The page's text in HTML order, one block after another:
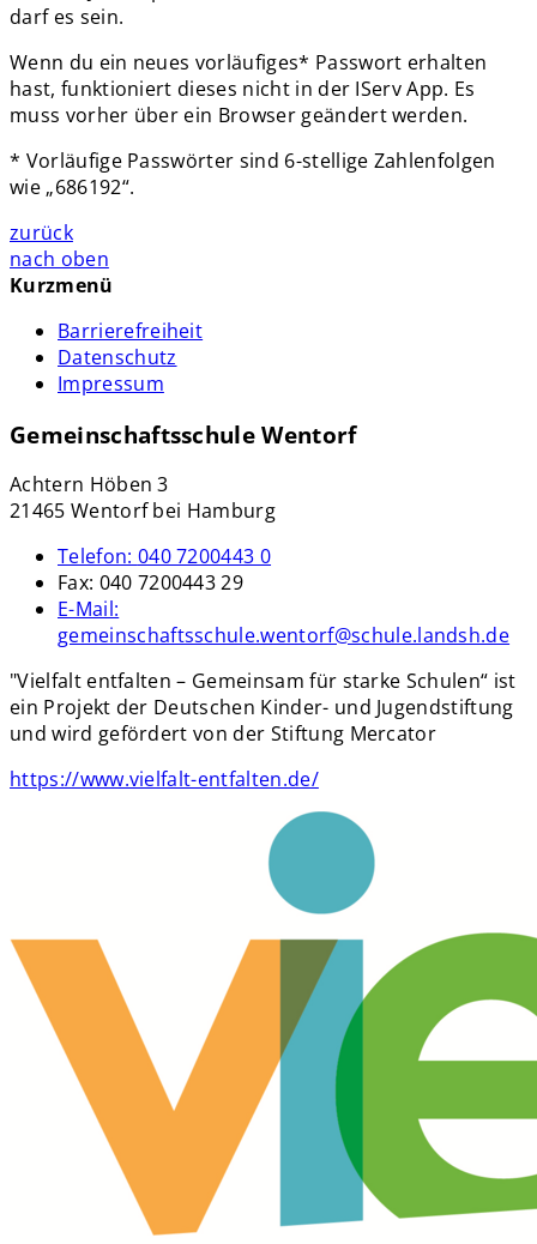
darf es sein.
Wenn du ein neues vorläufiges* Passwort erhalten
hast, funktioniert dieses nicht in der IServ App. Es
muss vorher über ein Browser geändert werden.
* Vorläufige Passwörter sind 6-stellige Zahlenfolgen
wie „686192“.
zurück
nach oben
Kurzmenü
Barrierefreiheit
Datenschutz
Impressum
Gemeinschaftsschule Wentorf
Achtern Höben 3
21465 Wentorf bei Hamburg
Telefon: 040 7200443 0
Fax: 040 7200443 29
E-Mail:
gemeinschaftsschule.wentorf@schule.landsh.de
"Vielfalt entfalten – Gemeinsam für starke Schulen“ ist
ein Projekt der Deutschen Kinder- und Jugendstiftung
und wird gefördert von der Stiftung Mercator
https://www.vielfalt-entfalten.de/